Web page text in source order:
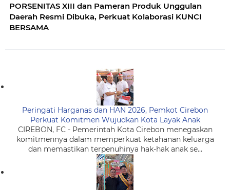
PORSENITAS XIII dan Pameran Produk Unggulan
Daerah Resmi Dibuka, Perkuat Kolaborasi KUNCI
BERSAMA
Peringati Harganas dan HAN 2026, Pemkot Cirebon
Perkuat Komitmen Wujudkan Kota Layak Anak
CIREBON, FC - Pemerintah Kota Cirebon menegaskan
komitmennya dalam memperkuat ketahanan keluarga
dan memastikan terpenuhinya hak-hak anak se...